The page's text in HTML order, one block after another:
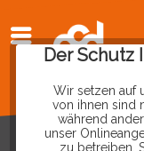
Der Schutz
Wir setzen auf
von ihnen sind
während
unser
zu betreiben.